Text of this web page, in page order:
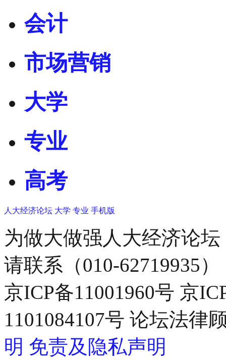
会计
市场营销
大学
专业
高考
人大经济论坛 大学 专业 手机版
为做大做强人大经济论
请联系（010-62719935）
京ICP备11001960号 京
1101084107号 论坛法律
明 免责及隐私声明